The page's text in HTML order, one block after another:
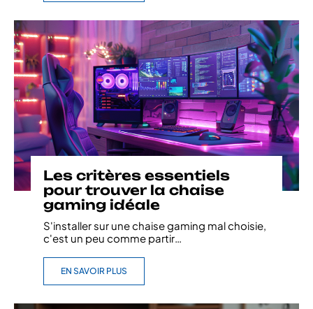
Les critères essentiels
pour trouver la chaise
gaming idéale
S'installer sur une chaise gaming mal choisie,
c'est un peu comme partir…
EN SAVOIR PLUS